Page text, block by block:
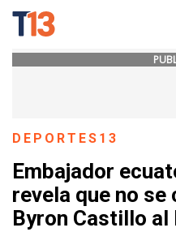
DEPORTES13
Embajador
revela que no se
Byron Castillo al